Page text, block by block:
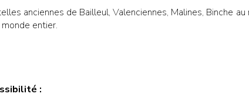
anciennes de Bailleul, Valenciennes, Malines, Binche
entier.
: